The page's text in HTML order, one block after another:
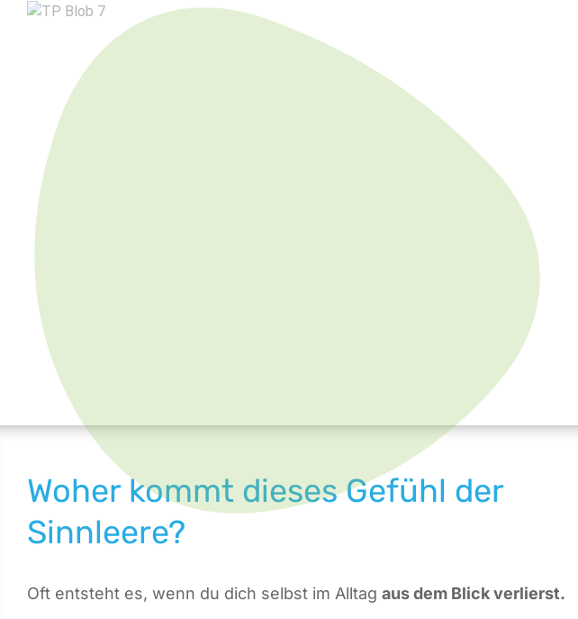
Woher kommt dieses Gefühl der
Sinnleere?
Oft entsteht es, wenn du dich selbst im Alltag aus dem Blick verlierst.